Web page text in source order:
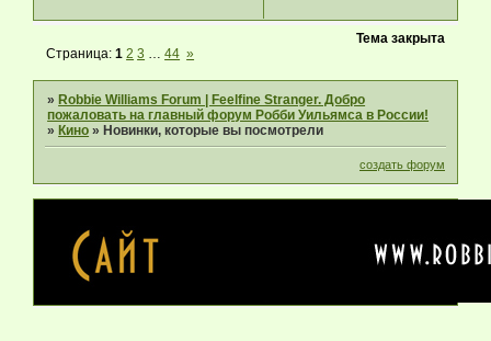
Тема закрыта
Страница:1 2 3 … 44 »
»Robbie Williams Forum | Feelfine Stranger. Добро
пожаловать на главный форум Робби Уильямса в России!
»Кино »Новинки, которые вы посмотрели
создать форум